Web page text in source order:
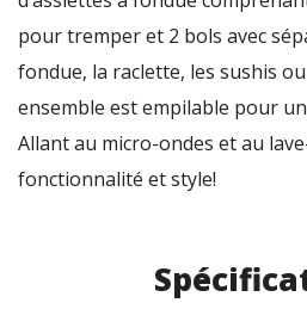
pour tremper et 2 bols avec
fondue, la raclette, les sushis
ensemble est empilable pour
Allant au micro-ondes et au
fonctionnalité et style!